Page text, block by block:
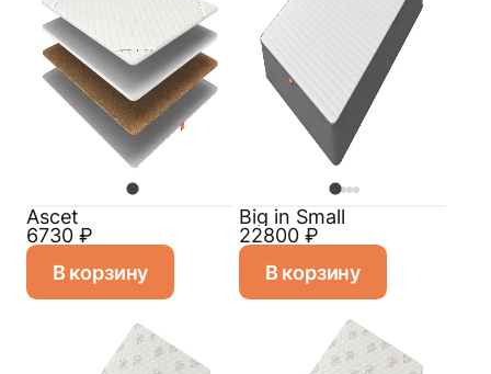
Ascet
6730 ₽
В корзину
Big in Small
22800 ₽
В корзину